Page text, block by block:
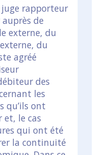
rapporteur
de
externe, du
du
agréé
des
les
qu’ils ont
le cas
qui ont été
la continuité